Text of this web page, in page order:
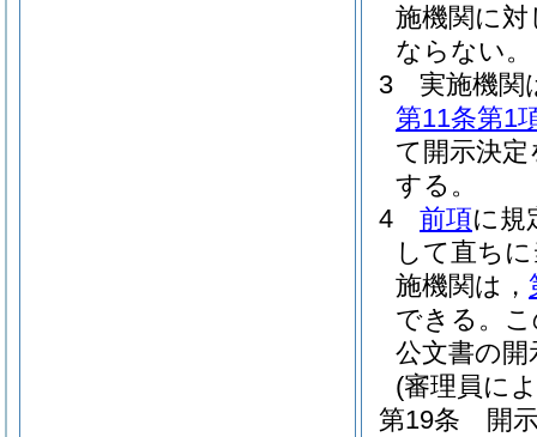
施機関に対
ならない。
3
実施機関
第11条第1
て開示決
する。
4
前項に規
して直ち
施機関は，
できる。
公文書の
(審理員に
第19条
開